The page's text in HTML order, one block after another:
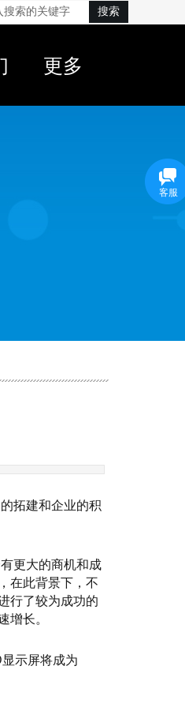
搜索
更多
拓建和企业的积
更大的商机和成
在此背景下，不
行了较为成功的
增长。
显示屏将成为
客服